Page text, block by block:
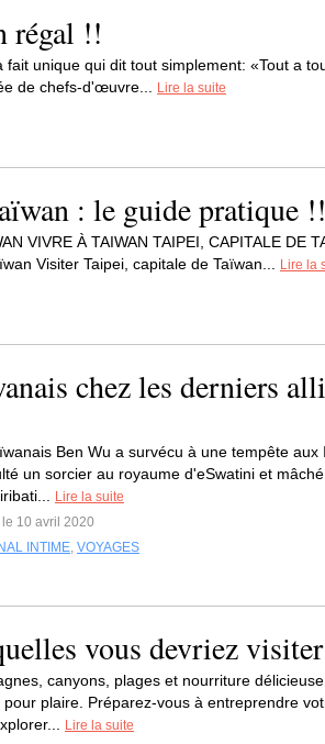
régal !!
fait unique qui dit tout simplement: «Tout a
de chefs-d'œuvre...
Lire la suite
: le guide pratique !!
VIVRE À TAIWAN TAIPEI, CAPITALE DE
Visiter Taipei, capitale de Taïwan...
Lire la
chez les derniers
Ben Wu a survécu à une tempête aux
un sorcier au royaume d'eSwatini et
Lire la suite
le 10 avril 2020
INTIME, VOYAGES
vous devriez
canyons, plages et nourriture
pour plaire. Préparez-vous à entreprendre
Lire la suite